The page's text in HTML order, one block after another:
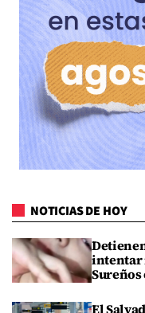
NOTICIAS DE HOY
intentar
Sureños
El